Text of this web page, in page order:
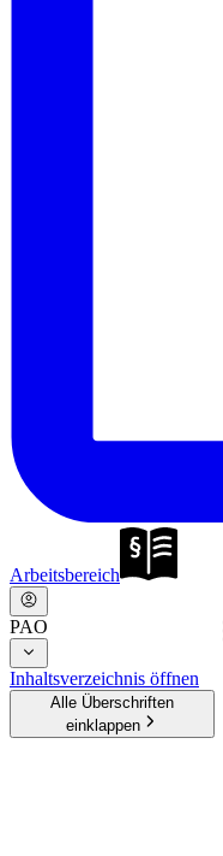
Arbeitsbereich
PAO
Inhaltsverzeichnis öffnen
Alle Überschriften
einklappen